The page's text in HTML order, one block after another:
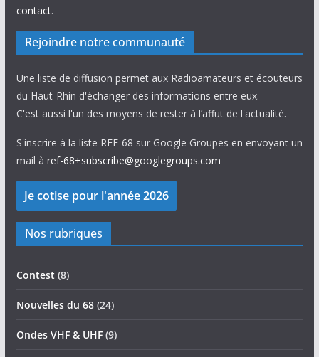
contact.
Rejoindre notre communauté
Une liste de diffusion permet aux Radioamateurs et écouteurs
du Haut-Rhin d'échanger des informations entre eux.
C'est aussi l'un des moyens de rester à l’affut de l'actualité.
S'inscrire à la liste REF-68 sur Google Groupes en envoyant un
mail à ref-68+subscribe@googlegroups.com
Nos rubriques
Contest (8)
Nouvelles du 68(24)
Ondes VHF & UHF(9)